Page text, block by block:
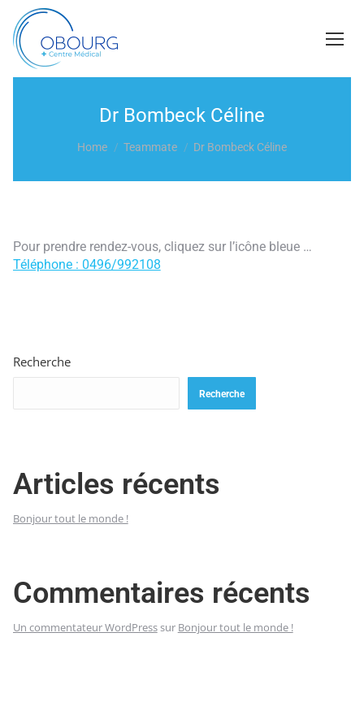
Dr Bombeck Céline
Home Teammate Dr Bombeck Céline
Pour prendre rendez-vous, cliquez sur l’icône bleue …
Téléphone : 0496/992108
Recherche
Recherche
Articles récents
Bonjour tout le monde !
Commentaires récents
Un commentateur WordPresssur Bonjour tout le monde !